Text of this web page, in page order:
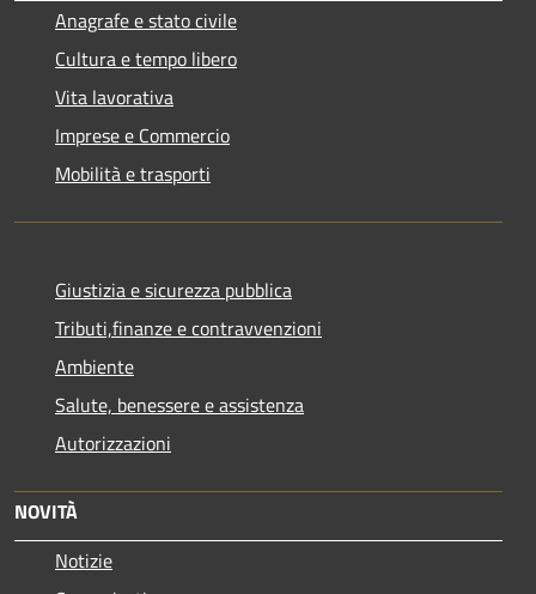
Anagrafe e stato civile
Cultura e tempo libero
Vita lavorativa
Imprese e Commercio
Mobilità e trasporti
Giustizia e sicurezza pubblica
Tributi,finanze e contravvenzioni
Ambiente
Salute, benessere e assistenza
Autorizzazioni
NOVITÀ
Notizie